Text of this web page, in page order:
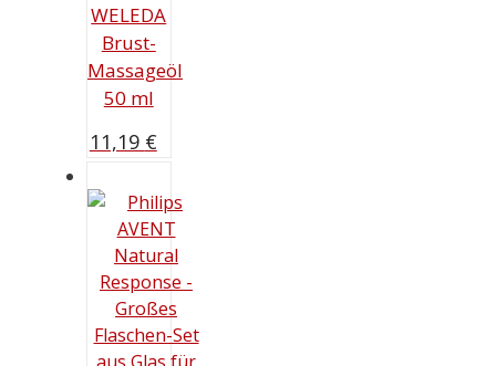
WELEDA
Brust-
Massageöl
50 ml
11,19 €